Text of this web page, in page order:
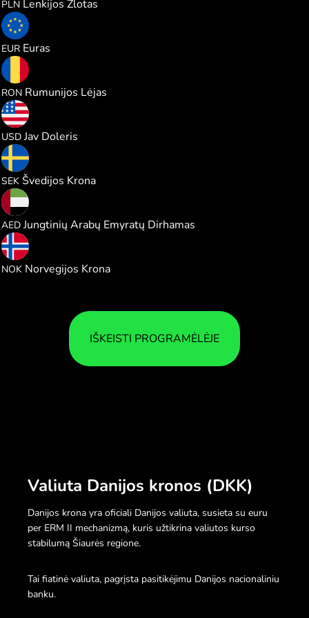
PLN Lenkijos Zlotas
EUR Euras
RON Rumunijos Lėjas
USD Jav Doleris
SEK Švedijos Krona
AED Jungtinių Arabų Emyratų Dirhamas
NOK Norvegijos Krona
IŠKEISTI PROGRAMĖLĖJE
Valiuta Danijos kronos (DKK)
Danijos krona yra oficiali Danijos valiuta, susieta su euru
per ERM II mechanizmą, kuris užtikrina valiutos kurso
stabilumą Šiaurės regione.
Tai fiatinė valiuta, pagrįsta pasitikėjimu Danijos nacionaliniu
banku.